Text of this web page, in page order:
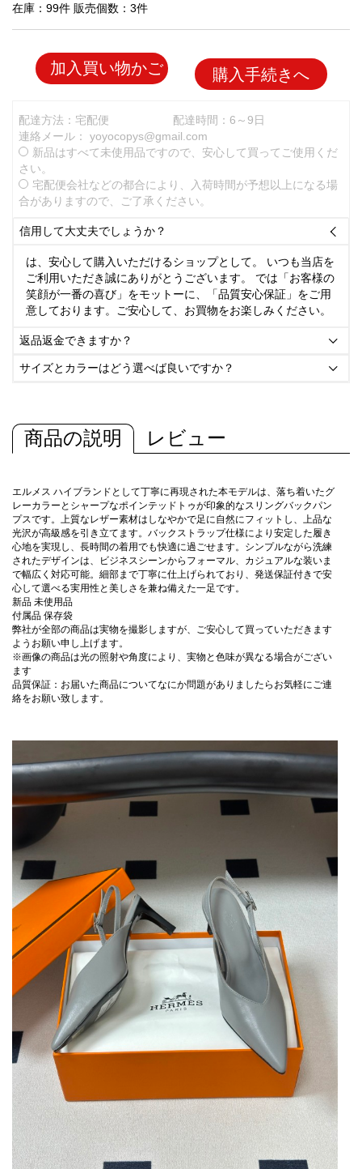
在庫：99件 販売個数：3件
加入買い物かご 購入手続きへ
配達方法：宅配便
配達時間：6～9日
連絡メール： yoyocopys@gmail.com
新品はすべて未使用品ですので、安心して買ってご使用くだ
さい。
宅配便会社などの都合により、入荷時間が予想以上になる場
合がありますので、ご了承ください。
信用して大丈夫でしょうか？ 
は、安心して購入いただけるショップとして。 いつも当店を
ご利用いただき誠にありがとうございます。 では「お客様の
笑顔が一番の喜び」をモットーに、「品質安心保証」をご用
意しております。ご安心して、お買物をお楽しみください。
返品返金できますか？ 
サイズとカラーはどう選べば良いですか？ 
商品の説明 レビュー
エルメス ハイブランドとして丁寧に再現された本モデルは、落ち着いたグ
レーカラーとシャープなポインテッドトゥが印象的なスリングバックパン
プスです。上質なレザー素材はしなやかで足に自然にフィットし、上品な
光沢が高級感を引き立てます。バックストラップ仕様により安定した履き
心地を実現し、長時間の着用でも快適に過ごせます。シンプルながら洗練
されたデザインは、ビジネスシーンからフォーマル、カジュアルな装いま
で幅広く対応可能。細部まで丁寧に仕上げられており、発送保証付きで安
心して選べる実用性と美しさを兼ね備えた一足です。
新品 未使用品
付属品 保存袋
弊社が全部の商品は実物を撮影しますが、ご安心して買っていただきます
ようお願い申し上げます。
※画像の商品は光の照射や角度により、実物と色味が異なる場合がござい
ます
品質保証：お届いた商品についてなにか問題がありましたらお気軽にご連
絡をお願い致します。